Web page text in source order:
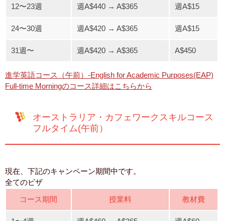
12〜23週 週A$440 → A$365 週A$15
24〜30週 週A$420 → A$365 週A$15
31週〜 週A$420 → A$365 A$450
進学英語コース（午前）-English for Academic Purposes(EAP)
Full-time Morningのコース詳細はこちらから
オーストラリア・カフェワークスキルコース
フルタイム(午前）
現在、下記のキャンペーン期間中です。
全てのビザ
コース期間
授業料 教材費